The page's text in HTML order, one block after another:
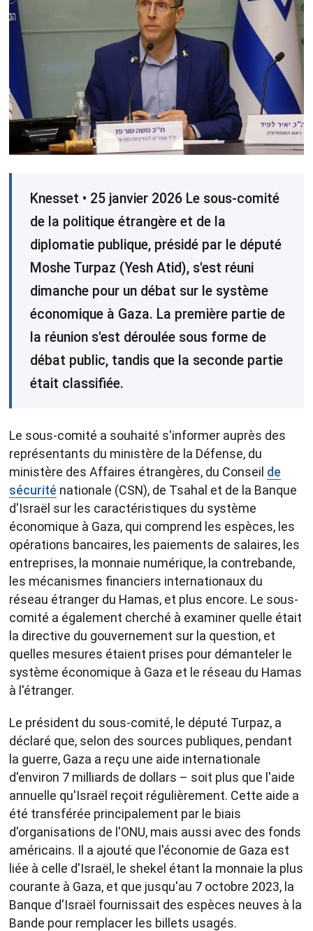
Knesset • 25 janvier 2026 Le sous-comité
de la politique étrangère et de la
diplomatie publique, présidé par le député
Moshe Turpaz (Yesh Atid), s'est réuni
dimanche pour un débat sur le système
économique à Gaza. La première partie de
la réunion s'est déroulée sous forme de
débat public, tandis que la seconde partie
était classifiée.
Le sous-comité a souhaité s'informer auprès des
représentants du ministère de la Défense, du
ministère des Affaires étrangères, du Conseil de
sécurité nationale (CSN), de Tsahal et de la Banque
d'Israël sur les caractéristiques du système
économique à Gaza, qui comprend les espèces, les
opérations bancaires, les paiements de salaires, les
entreprises, la monnaie numérique, la contrebande,
les mécanismes financiers internationaux du
réseau étranger du Hamas, et plus encore. Le sous-
comité a également cherché à examiner quelle était
la directive du gouvernement sur la question, et
quelles mesures étaient prises pour démanteler le
système économique à Gaza et le réseau du Hamas
à l'étranger.
Le président du sous-comité, le député Turpaz, a
déclaré que, selon des sources publiques, pendant
la guerre, Gaza a reçu une aide internationale
d'environ 7 milliards de dollars – soit plus que l'aide
annuelle qu'Israël reçoit régulièrement. Cette aide a
été transférée principalement par le biais
d'organisations de l'ONU, mais aussi avec des fonds
américains. Il a ajouté que l'économie de Gaza est
liée à celle d'Israël, le shekel étant la monnaie la plus
courante à Gaza, et que jusqu'au 7 octobre 2023, la
Banque d'Israël fournissait des espèces neuves à la
Bande pour remplacer les billets usagés.